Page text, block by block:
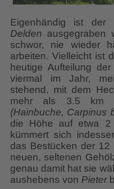
Eigenhändig ist der
Delden ausgegraben
schwor, nie wieder
arbeiten. Vielleicht ist
heutige Aufteilung
viermal im Jahr,
stehend, mit dem
mehr als 3.5 km
(Hainbuche, Carpinus
die Höhe auf etwa 2
kümmert sich
das Bestücken der 12
neuen, seltenen
genau damit hat sie
aushebens von Pieter